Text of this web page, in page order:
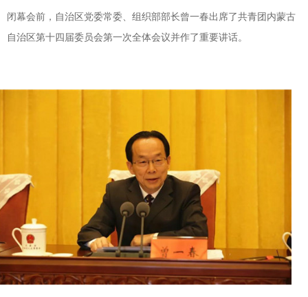
闭幕会前，自治区党委常委、组织部部长曾一春出席了共青团内蒙古
自治区第十四届委员会第一次全体会议并作了重要讲话。